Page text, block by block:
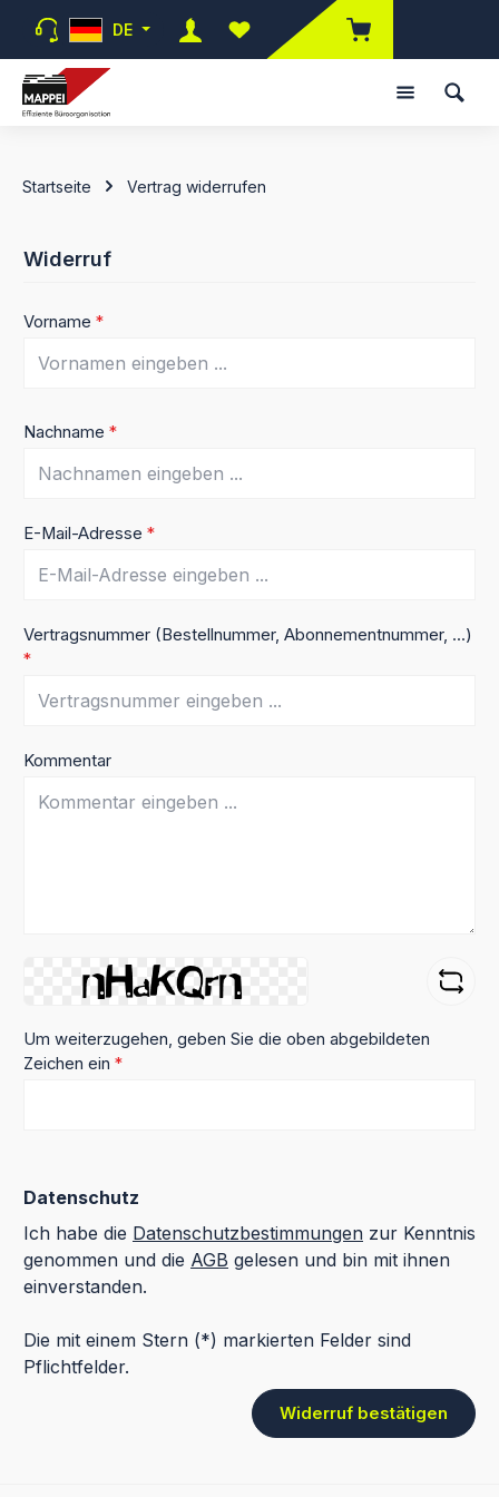
Zum Hauptinhalt springen
DE
Du hast 0 Produkte auf dem
Startseite Vertrag widerrufen
Widerruf
Vorname *
Nachname *
E-Mail-Adresse *
Vertragsnummer (Bestellnummer, Abonnementnummer, ...)
*
Kommentar
Um weiterzugehen, geben Sie die oben abgebildeten
Zeichen ein *
Datenschutz
Ich habe die Datenschutzbestimmungen zur Kenntnis
genommen und die AGB gelesen und bin mit ihnen
einverstanden.
Die mit einem Stern (*) markierten Felder sind
Pflichtfelder.
Widerruf bestätigen